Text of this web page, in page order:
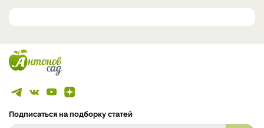
Подписаться на подборку статей